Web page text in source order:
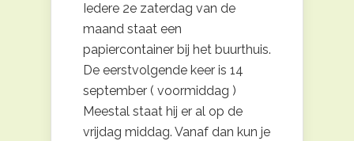
Iedere 2e zaterdag van de
maand staat een
papiercontainer bij het buurthuis.
De eerstvolgende keer is 14
september ( voormiddag )
Meestal staat hij er al op de
vrijdag middag. Vanaf dan kun je